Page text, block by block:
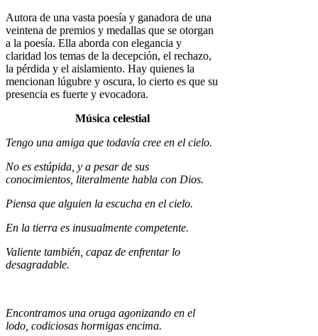
Autora de una vasta poesía y ganadora de una
veintena de premios y medallas que se otorgan
a la poesía. Ella aborda con elegancia y
claridad los temas de la decepción, el rechazo,
la pérdida y el aislamiento. Hay quienes la
mencionan lúgubre y oscura, lo cierto es que su
presencia es fuerte y evocadora.
Música celestial
Tengo una amiga que todavía cree en el cielo.
No es estúpida, y a pesar de sus
conocimientos, literalmente habla con Dios.
Piensa que alguien la escucha en el cielo.
En la tierra es inusualmente competente.
Valiente también, capaz de enfrentar lo
desagradable.
Encontramos una oruga agonizando en el
lodo, codiciosas hormigas encima.